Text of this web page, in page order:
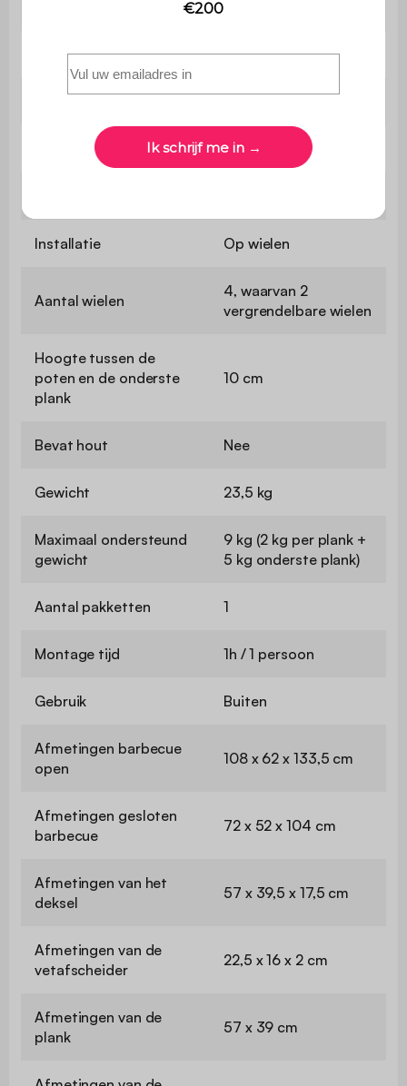
Verstelbare plank Nee
Opvouwbaar Ja
Installatie Op wielen
Aantal wielen
4, waarvan 2
vergrendelbare wielen
Hoogte tussen de
poten en de onderste
plank
10 cm
Bevat hout Nee
Gewicht 23,5 kg
Maximaal ondersteund
gewicht
9 kg (2 kg per plank +
5 kg onderste plank)
Aantal pakketten 1
Montage tijd 1h / 1 persoon
Gebruik Buiten
Afmetingen barbecue
open
108 x 62 x 133,5 cm
Afmetingen gesloten
barbecue
72 x 52 x 104 cm
Afmetingen van het
deksel
57 x 39,5 x 17,5 cm
Afmetingen van de
vetafscheider
22,5 x 16 x 2 cm
Afmetingen van de
plank
57 x 39 cm